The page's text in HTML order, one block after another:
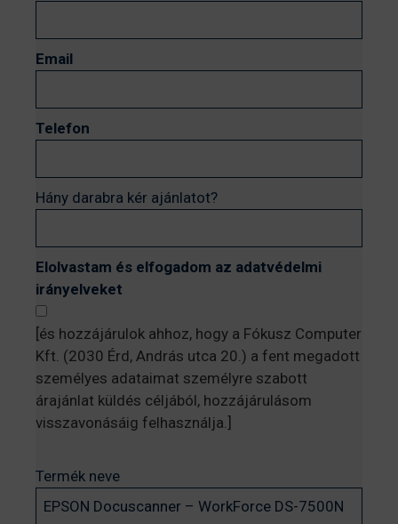
Email
Telefon
Hány darabra kér ajánlatot?
Elolvastam és elfogadom az adatvédelmi
irányelveket
[és hozzájárulok ahhoz, hogy a Fókusz Computer
Kft. (2030 Érd, András utca 20.) a fent megadott
személyes adataimat személyre szabott
árajánlat küldés céljából, hozzájárulásom
visszavonásáig felhasználja.]
Termék neve